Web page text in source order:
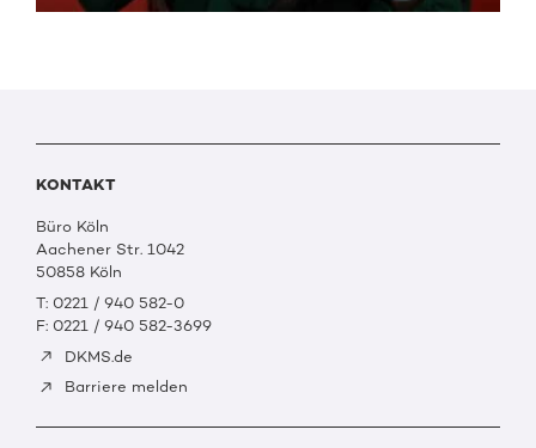
KONTAKT
Büro Köln
Aachener Str. 1042
50858 Köln
T: 0221 / 940 582-0
F: 0221 / 940 582-3699
DKMS.de
Barriere melden